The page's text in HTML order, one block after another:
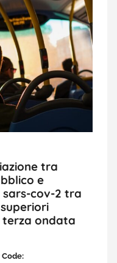
tra
e
sars-cov-2 tra
terza ondata
Code: